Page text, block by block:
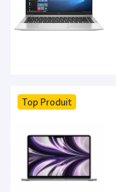
Top Produit